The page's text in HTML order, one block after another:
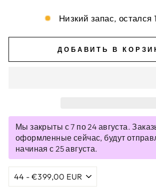
Низкий запас, остался
ДОБАВИТЬ В
Мы закрыты с 7 по 24 августа.
оформленные сейчас, будут
начиная с 25 августа.